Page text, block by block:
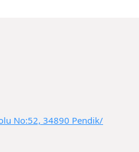
No:52, 34890 Pendik/